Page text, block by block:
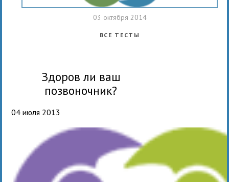
03 октября 2014
ВСЕ ТЕСТЫ
здоров ли ваш
позвоночник?
04 июля 2013